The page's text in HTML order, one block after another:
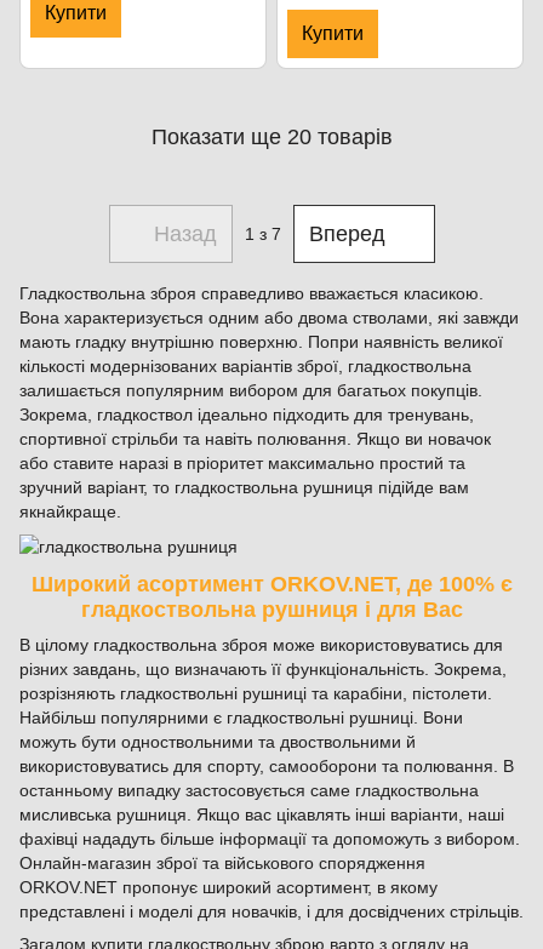
Купити
Купити
Показати ще 20 товарів
Назад 1 з 7 Вперед
Гладкоствольна зброя справедливо вважається класикою.
Вона характеризується одним або двома стволами, які завжди
мають гладку внутрішню поверхню. Попри наявність великої
кількості модернізованих варіантів зброї, гладкоствольна
залишається популярним вибором для багатьох покупців.
Зокрема, гладкоствол ідеально підходить для тренувань,
спортивної стрільби та навіть полювання. Якщо ви новачок
або ставите наразі в пріоритет максимально простий та
зручний варіант, то гладкоствольна рушниця підійде вам
якнайкраще.
Широкий асортимент ORKOV.NET, де 100% є
гладкоствольна рушниця і для Вас
В цілому гладкоствольна зброя може використовуватись для
різних завдань, що визначають її функціональність. Зокрема,
розрізняють гладкоствольні рушниці та карабіни, пістолети.
Найбільш популярними є гладкоствольні рушниці. Вони
можуть бути одноствольними та двоствольними й
використовуватись для спорту, самооборони та полювання. В
останньому випадку застосовується саме гладкоствольна
мисливська рушниця. Якщо вас цікавлять інші варіанти, наші
фахівці нададуть більше інформації та допоможуть з вибором.
Онлайн-магазин зброї та військового спорядження
ORKOV.NET пропонує широкий асортимент, в якому
представлені і моделі для новачків, і для досвідчених стрільців.
Загалом купити гладкоствольну зброю варто з огляду на